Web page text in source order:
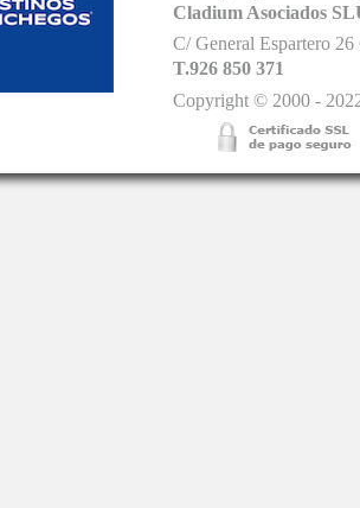
Cladium Asociados
C/ General Espartero
T.926 850 371
Copyright © 2000 -